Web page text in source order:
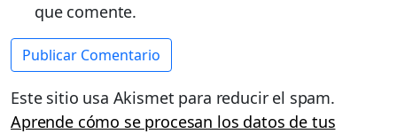
que comente.
Este sitio usa Akismet para reducir el spam.
Aprende cómo se procesan los datos de tus